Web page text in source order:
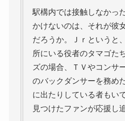
駅構内では接触しなかっ
かけないのは、それが彼
だろうか。Ｊｒというと
所にいる役者のタマゴた
ズの場合、ＴＶやコンサ
のバックダンサーを務め
に出たりしている者もい
見つけたファンが応援し